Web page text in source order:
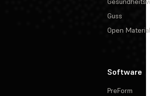
Guss
Open
Software
PreForm